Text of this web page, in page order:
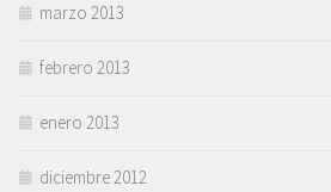
marzo 2013
febrero 2013
enero 2013
diciembre 2012